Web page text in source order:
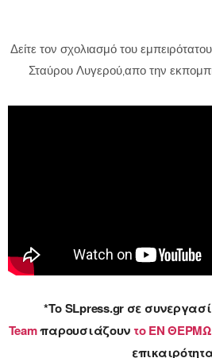
Δείτε τον σχολιασμό του
Σταύρου Λυγερού,απο την
*Tο SLpress.gr σε
Teamπαρουσιάζουν το ΕΝ ΘΕΡΜΩ